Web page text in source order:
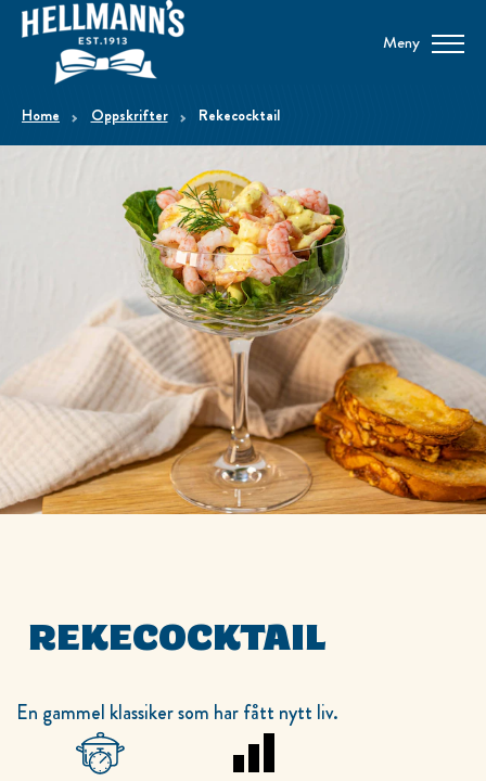
Meny
home Oppskrifter Rekecocktail
REKECOCKTAIL
En gammel klassiker som har fått nytt liv.